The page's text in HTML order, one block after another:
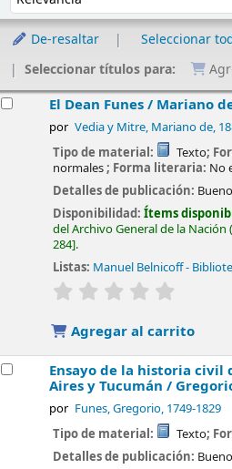
De-resaltar Seleccionar
Seleccionar títulos para:
El Dean Funes / Mariano
por Vedia y Mitre, Mariano de,
Tipo de material: Texto;
normales; Forma literaria: No
Detalles de publicación:
Disponibilidad:Ítems
del Archivo General de la Nación
284 .
Listas: Manuel Belnicoff -
valoración
Agregar al carrito
Ensayo de la historia civil
Aires y Tucumán /
por Funes, Gregorio, 1749-1829
Tipo de material: Texto;
Detalles de publicación: